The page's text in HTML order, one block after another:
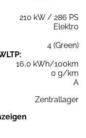
210 kW / 286 PS
Elektro
4 (Green)
16,0 kWh/100km
0 g/km
A
Zentrallager